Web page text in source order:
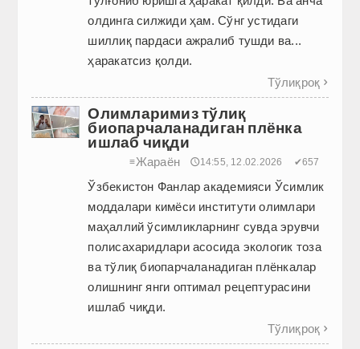
олдинга силжиди ҳам. Сўнг устидаги
шиллиқ пардаси ажралиб тушди ва...
ҳаракатсиз қолди.
Тўлиқроқ 
Олимларимиз тўлиқ
биопарчаланадиган плёнка
ишлаб чиқди
≡Жараён 🕔14:55, 12.02.2026 ✔657
Ўзбекистон Фанлар академияси Ўсимлик
моддалари кимёси институти олимлари
маҳаллий ўсимликларнинг сувда эрувчи
полисахаридлари асосида экологик тоза
ва тўлиқ биопарчаланадиган плёнкалар
олишнинг янги оптимал рецептурасини
ишлаб чиқди.
Тўлиқроқ 